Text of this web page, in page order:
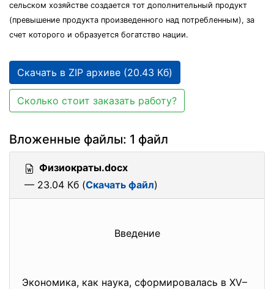
сельском хозяйстве создается тот дополнительный продукт
(превышение продукта произведенного над потребленным), за
счет которого и образуется богатство нации.
Скачать в ZIP архиве (20.43 Кб)
Сколько стоит заказать работу?
Вложенные файлы: 1 файл
Физиократы.docx
— 23.04 Кб (Скачать файл)
Введение
Экономика, как наука, сформировалась в XV–